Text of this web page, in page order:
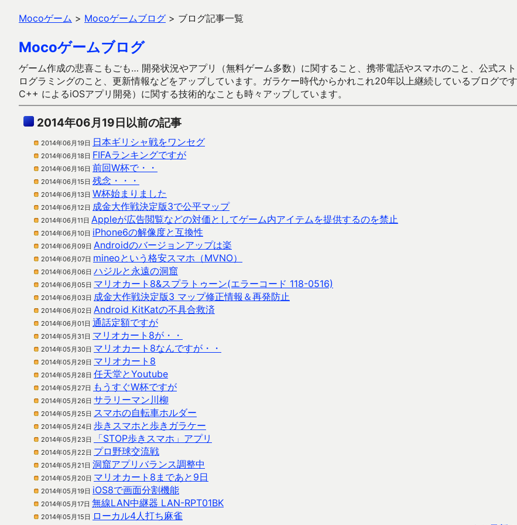
Mocoゲーム > Mocoゲームブログ > ブログ記事一覧
Mocoゲームブログ
ゲーム作成の悲喜こもごも… 開発状況やアプリ（無料ゲーム多数）に関すること、携帯電話やスマホのこと、公式
ログラミングのこと、更新情報などをアップしています。ガラケー時代からかれこれ20年以上継続しているブログ
C++ によるiOSアプリ開発）に関する技術的なことも時々アップしています。
2014年06月19日以前の記事
2014年06月19日 日本ギリシャ戦をワンセグ
2014年06月18日 FIFAランキングですが
2014年06月16日 前回W杯で・・
2014年06月15日 残念・・・
2014年06月13日 W杯始まりました
2014年06月12日 成金大作戦決定版3で公平マップ
2014年06月11日 Appleが広告閲覧などの対価としてゲーム内アイテムを提供するのを禁止
2014年06月10日 iPhone6の解像度と互換性
2014年06月09日 Androidのバージョンアップは楽
2014年06月07日 mineoという格安スマホ（MVNO）
2014年06月06日 ハジルと永遠の洞窟
2014年06月05日 マリオカート8&スプラトゥーン(エラーコード 118-0516)
2014年06月03日 成金大作戦決定版3 マップ修正情報＆再発防止
2014年06月02日 Android KitKatの不具合救済
2014年06月01日 通話定額ですが
2014年05月31日 マリオカート8が・・
2014年05月30日 マリオカート8なんですが・・
2014年05月29日 マリオカート8
2014年05月28日 任天堂とYoutube
2014年05月27日 もうすぐW杯ですが
2014年05月26日 サラリーマン川柳
2014年05月25日 スマホの自転車ホルダー
2014年05月24日 歩きスマホと歩きガラケー
2014年05月23日 「STOP歩きスマホ」アプリ
2014年05月22日 プロ野球交流戦
2014年05月21日 洞窟アプリバランス調整中
2014年05月20日 マリオカート8まであと9日
2014年05月19日 iOS8で画面分割機能
2014年05月17日 無線LAN中継器 LAN-RPT01BK
2014年05月15日 ローカル4人打ち麻雀